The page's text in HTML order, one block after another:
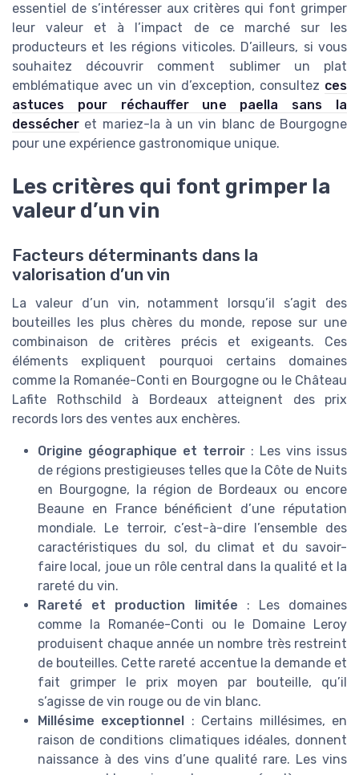
essentiel de s’intéresser aux critères qui font grimper
leur valeur et à l’impact de ce marché sur les
producteurs et les régions viticoles. D’ailleurs, si vous
souhaitez découvrir comment sublimer un plat
emblématique avec un vin d’exception, consultez ces
astuces pour réchauffer une paella sans la
dessécher et mariez-la à un vin blanc de Bourgogne
pour une expérience gastronomique unique.
Les critères qui font grimper la
valeur d’un vin
Facteurs déterminants dans la
valorisation d’un vin
La valeur d’un vin, notamment lorsqu’il s’agit des
bouteilles les plus chères du monde, repose sur une
combinaison de critères précis et exigeants. Ces
éléments expliquent pourquoi certains domaines
comme la Romanée-Conti en Bourgogne ou le Château
Lafite Rothschild à Bordeaux atteignent des prix
records lors des ventes aux enchères.
Origine géographique et terroir : Les vins issus
de régions prestigieuses telles que la Côte de Nuits
en Bourgogne, la région de Bordeaux ou encore
Beaune en France bénéficient d’une réputation
mondiale. Le terroir, c’est-à-dire l’ensemble des
caractéristiques du sol, du climat et du savoir-
faire local, joue un rôle central dans la qualité et la
rareté du vin.
Rareté et production limitée : Les domaines
comme la Romanée-Conti ou le Domaine Leroy
produisent chaque année un nombre très restreint
de bouteilles. Cette rareté accentue la demande et
fait grimper le prix moyen par bouteille, qu’il
s’agisse de vin rouge ou de vin blanc.
Millésime exceptionnel
: Certains millésimes, en
raison de conditions climatiques idéales, donnent
naissance à des vins d’une qualité rare. Les vins